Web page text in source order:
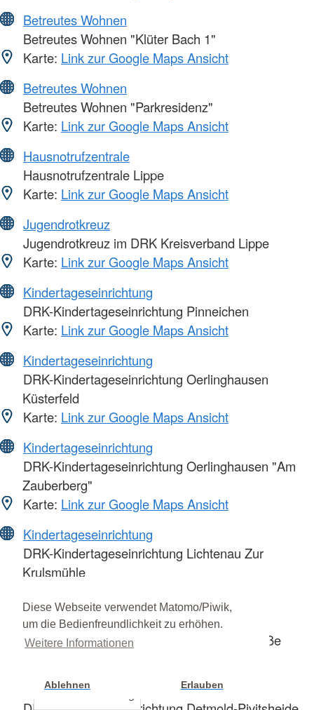
Diese Webseite verwendet Matomo/Piwik,
um die Bedienfreundlichkeit zu erhöhen.
Weitere Informationen
Ablehnen Erlauben
Betreutes Wohnen
Betreutes Wohnen "Klüter Bach 1"
Karte: Link zur Google Maps Ansicht
Betreutes Wohnen
Betreutes Wohnen "Parkresidenz"
Karte: Link zur Google Maps Ansicht
Hausnotrufzentrale
Hausnotrufzentrale Lippe
Karte: Link zur Google Maps Ansicht
Jugendrotkreuz
Jugendrotkreuz im DRK Kreisverband Lippe
Karte: Link zur Google Maps Ansicht
Kindertageseinrichtung
DRK-Kindertageseinrichtung Pinneichen
Karte: Link zur Google Maps Ansicht
Kindertageseinrichtung
DRK-Kindertageseinrichtung Oerlinghausen
Küsterfeld
Karte: Link zur Google Maps Ansicht
Kindertageseinrichtung
DRK-Kindertageseinrichtung Oerlinghausen "Am
Zauberberg"
Karte: Link zur Google Maps Ansicht
Kindertageseinrichtung
DRK-Kindertageseinrichtung Lichtenau Zur
Krulsmühle
Kindertageseinrichtung
DRK-Kindertageseinrichtung Istrup Dorfstraße
Kindertageseinrichtung